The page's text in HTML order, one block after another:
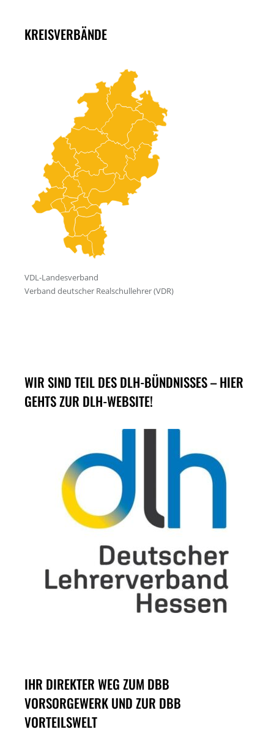
KREISVERBÄNDE
WIR SIND TEIL DES DLH-BÜNDNISSES – HIER
GEHTS ZUR DLH-WEBSITE!
IHR DIREKTER WEG ZUM DBB
VORSORGEWERK UND ZUR DBB
VORTEILSWELT